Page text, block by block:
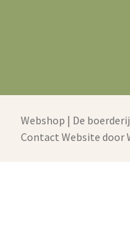
Webshop | De boerderij
Contact Website door